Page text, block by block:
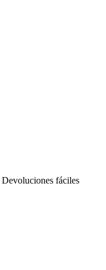
Devoluciones fáciles